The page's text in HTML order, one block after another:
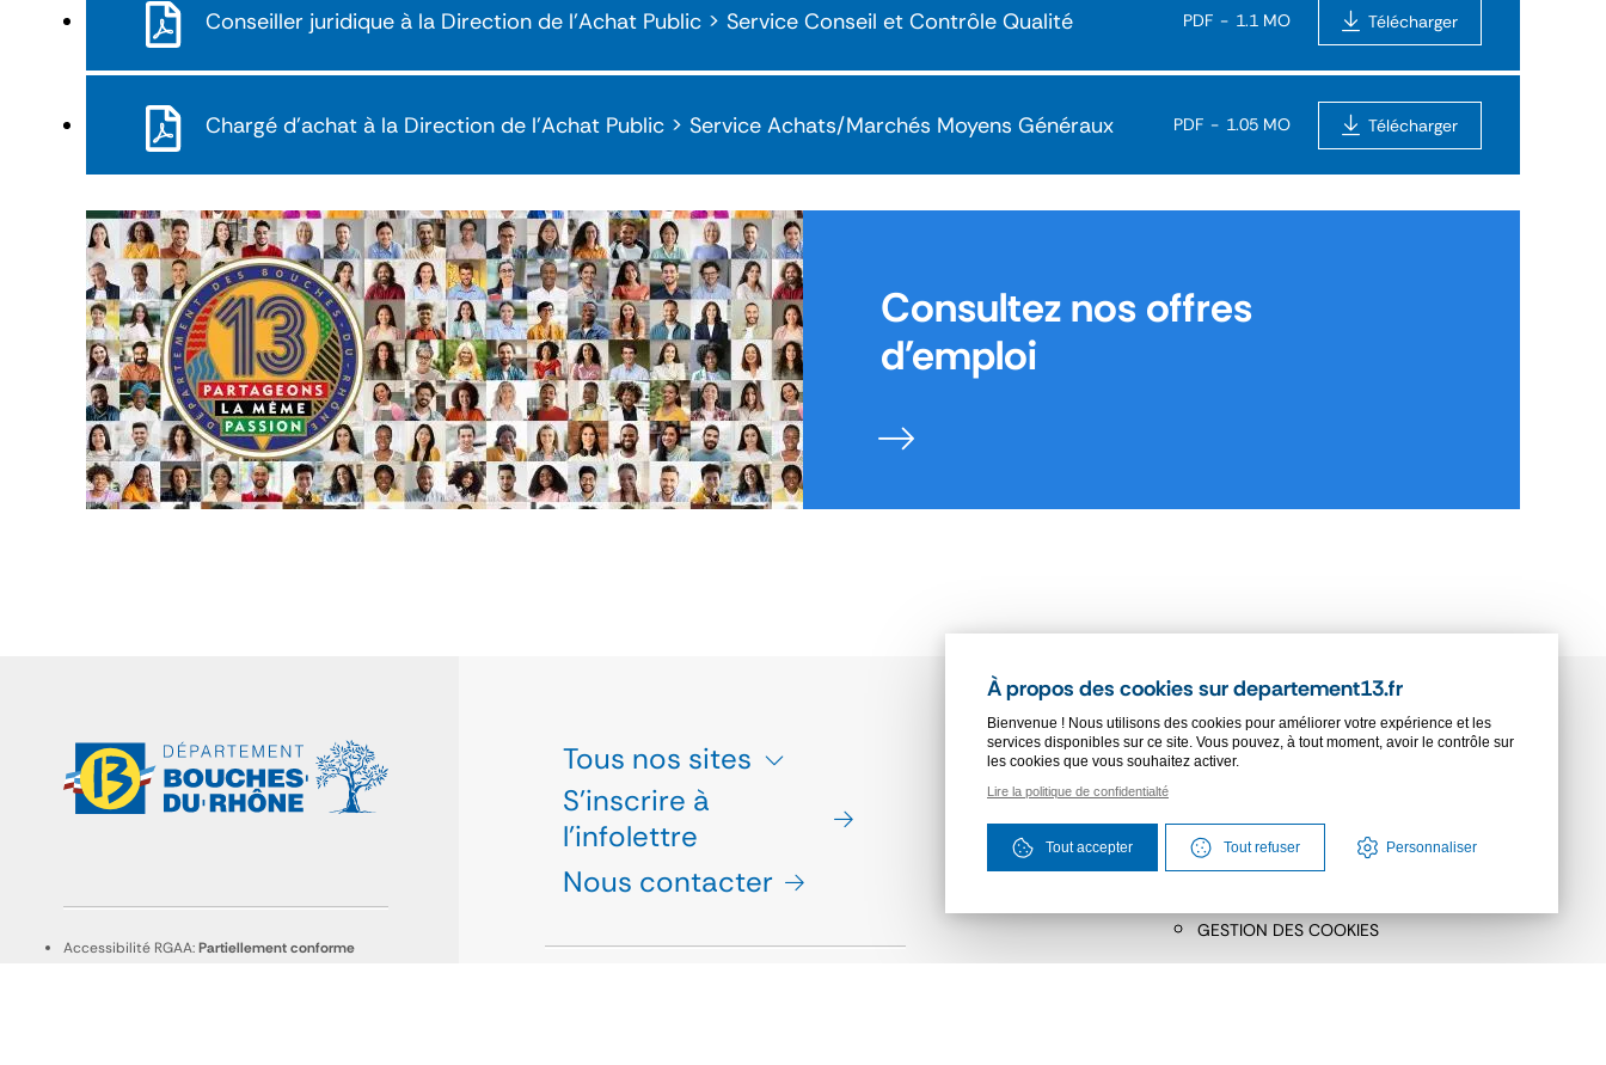
À propos des cookies sur departement13.fr
Bienvenue ! Nous utilisons des cookies pour améliorer votre expérience et les
services disponibles sur ce site. Vous pouvez, à tout moment, avoir le contrôle sur
les cookies que vous souhaitez activer.
Lire la politique de confidentialté
Tout accepter Tout refuser Personnaliser
Conseiller juridique à la Direction de l'Achat Public > Service Conseil et Contrôle Qualité PDF 1.1 MO Télécharger
Chargé d'achat à la Direction de l'Achat Public > Service Achats/Marchés Moyens Généraux PDF 1.05 MO Télécharger
Consultez nos offres
d'emploi
Accessibilité RGAA:Partiellement conforme
Tous nos sites
S'inscrire à
l'infolettre
Nous contacter
ESPACE PRESSE
CHARTE GRAPHIQUE
MARCHÉS PUBLICS
PLAN DU SITE
MENTIONS LÉGALES
GESTION DES COOKIES